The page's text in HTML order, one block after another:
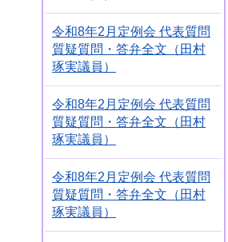
令和8年2月定例会 代表質問
質疑質問・答弁全文（田村
琢実議員）
令和8年2月定例会 代表質問
質疑質問・答弁全文（田村
琢実議員）
令和8年2月定例会 代表質問
質疑質問・答弁全文（田村
琢実議員）